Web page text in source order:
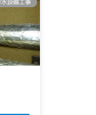
設備工事